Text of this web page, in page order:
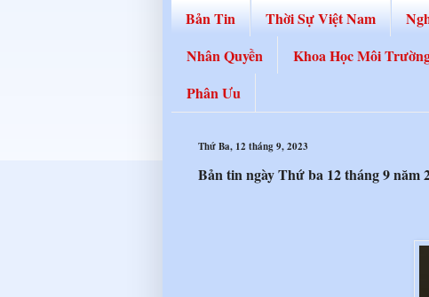
Bản Tin Thời Sự Việt Nam
Nhân Quyền
Khoa Học Môi
Phân Ưu
Thứ Ba, 12 tháng 9, 2023
Bản tin ngày Thứ ba 12 tháng 9 năm